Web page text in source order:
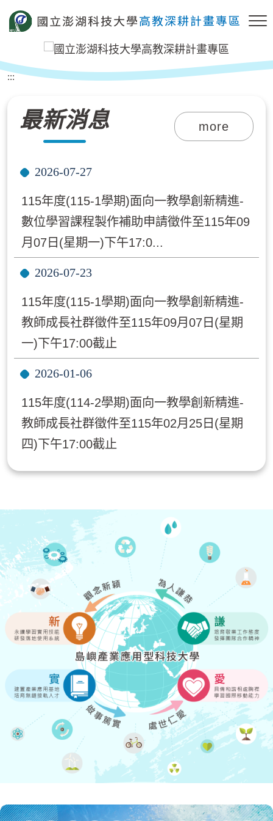
:::
最新消息 more
2026-07-27
115年度(115-1學期)面向一教學創新精進-
數位學習課程製作補助申請徵件至115年09
月07日(星期一)下午17:0...
2026-07-23
115年度(115-1學期)面向一教學創新精進-
教師成長社群徵件至115年09月07日(星期
一)下午17:00截止
2026-01-06
115年度(114-2學期)面向一教學創新精進-
教師成長社群徵件至115年02月25日(星期
四)下午17:00截止